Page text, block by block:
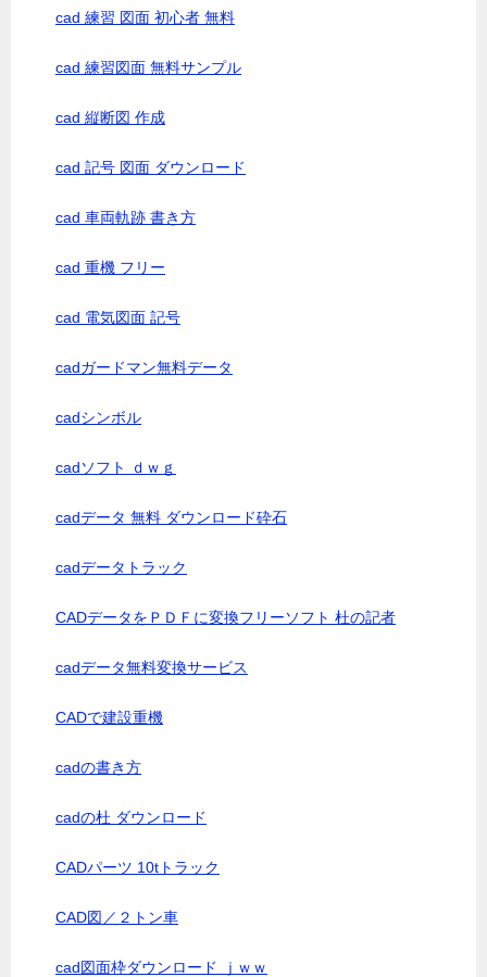
cad 練習 図面 初心者 無料
cad 練習図面 無料サンプル
cad 縦断図 作成
cad 記号 図面 ダウンロード
cad 車両軌跡 書き方
cad 重機 フリー
cad 電気図面 記号
cadガードマン無料データ
cadシンボル
cadソフト ｄｗｇ
cadデータ 無料 ダウンロード砕石
cadデータトラック
CADデータをＰＤＦに変換フリーソフト 杜の記者
cadデータ無料変換サービス
CADで建設重機
cadの書き方
cadの杜 ダウンロード
CADパーツ 10tトラック
CAD図／２トン車
cad図面枠ダウンロード ｊｗｗ